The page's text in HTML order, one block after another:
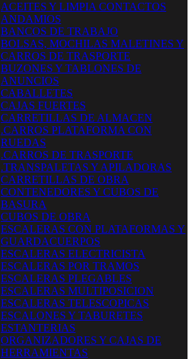
ACEITES Y LIMPIA CONTACTOS
ANDAMIOS
BANCOS DE TRABAJO
BOLSAS, MOCHILAS MALETINES Y
CARROS DE TRASPORTE
BUZONES Y TABLONES DE
ANUNCIOS
CABALLETES
CAJAS FUERTES
CARRETILLAS DE ALMACEN
.CARROS PLATAFORMA CON
RUEDAS
.CARROS DE TRASPORTE
.TRANSPALETAS Y APILADORAS
CARRETILLAS DE OBRA
CONTENEDORES Y CUBOS DE
BASURA
CUBOS DE OBRA
ESCALERAS CON PLATAFORMAS Y
GUARDACUERPOS
ESCALERAS ELECTRICISTA
ESCALERAS POR TRAMOS
ESCALERAS PLEGABLES
ESCALERAS MULTIPOSICION
ESCALERAS TELESCOPICAS
ESCALONES Y TABURETES
ESTANTERIAS
ORGANIZADORES Y CAJAS DE
HERRAMIENTAS